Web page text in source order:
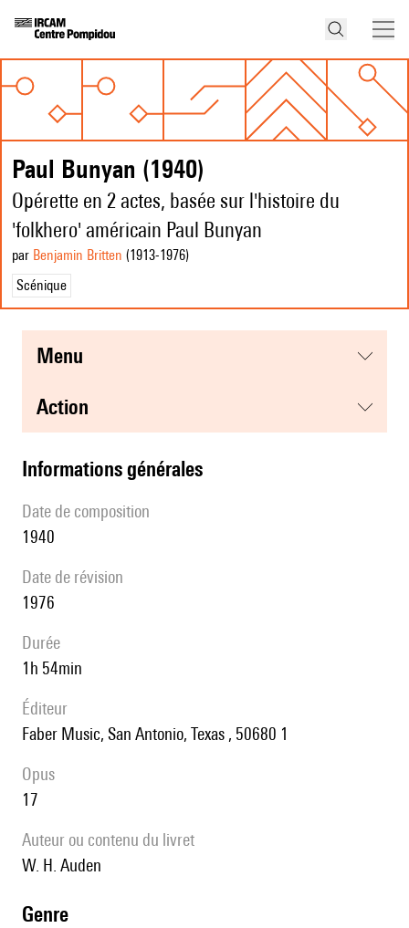
Paul Bunyan (1940)
Opérette en 2 actes, basée sur l'histoire du
'folkhero' américain Paul Bunyan
par Benjamin Britten (1913-1976)
Scénique
menu
action
informations générales
date de composition
1940
date de révision
1976
durée
1h 54min
éditeur
Faber Music, San Antonio, Texas , 50680 1
Opus
17
Auteur ou contenu du livret
W. H. Auden
genre